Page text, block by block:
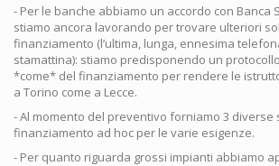
- Per le banche abbiamo un accordo con Banca
stiamo ancora lavorando per trovare ulteriori
finanziamento (l’ultima, lunga, ennesima
stamattina): stiamo predisponendo un
*come* del finanziamento per rendere le
a Torino come a Lecce.
- Al momento del preventivo forniamo 3 diverse
finanziamento ad hoc per le varie esigenze.
- Per quanto riguarda grossi impianti abbiamo